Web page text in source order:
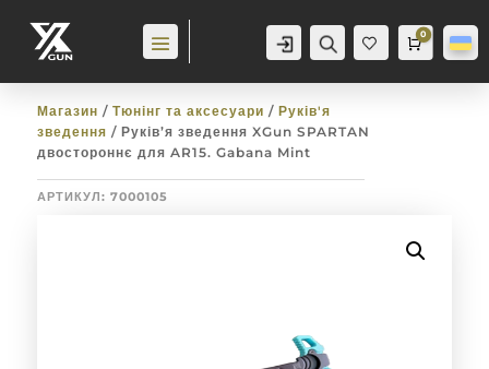
Аккаунт Пошук
Баж
анн
Cart
0
0,0грн
Магазин / Тюнінг та аксесуари / Руків'я
зведення / Руків’я зведення XGun SPARTAN
двостороннє для AR15. Gabana Mint
АРТИКУЛ: 7000105